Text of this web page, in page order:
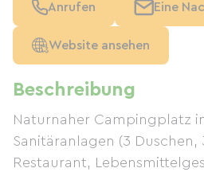
Beschreibung
Naturnaher Campingplatz
Sanitäranlagen (3 Duschen,
Restaurant,
Anrufen Eine
Website ansehen